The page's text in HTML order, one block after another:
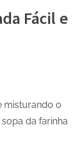
Fácil e
misturando o
da farinha